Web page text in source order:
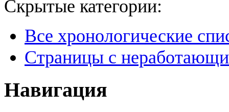
Скрытые категории:
Все хронологические
Страницы с
Навигация